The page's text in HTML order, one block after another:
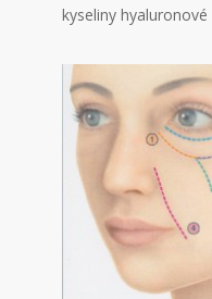
kyseliny hyaluronové